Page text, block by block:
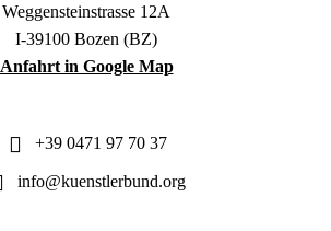
Weggensteinstrasse 12A
I-39100 Bozen (BZ)
Anfahrt in Google Map
+39 0471 97 70 37
info@kuenstlerbund.org